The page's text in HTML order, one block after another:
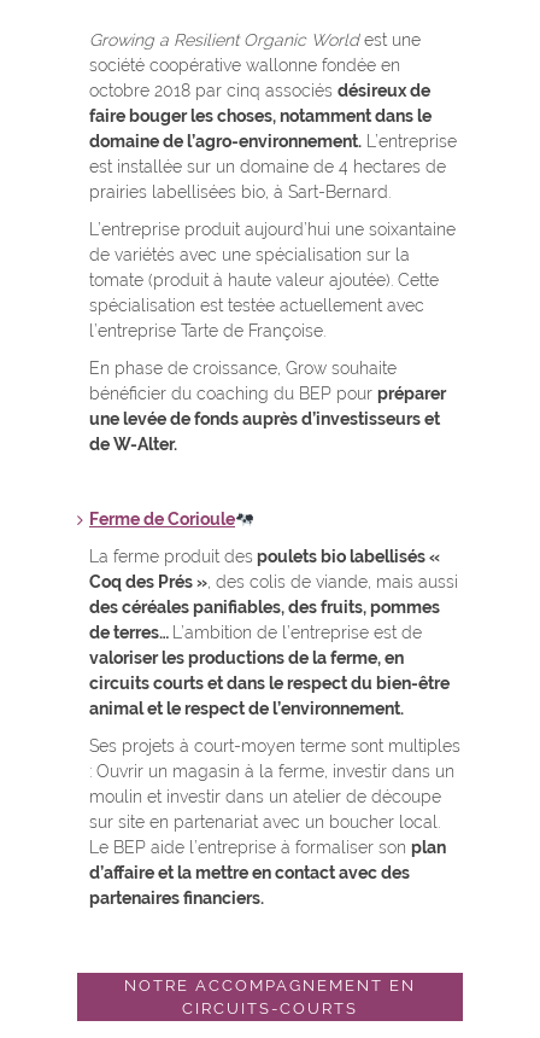
Growing a Resilient Organic Worldest une
société coopérative wallonne fondée en
octobre 2018 par cinq associés désireux de
faire bouger les choses, notamment dans le
domaine de l’agro-environnement. L’entreprise
est installée sur un domaine de 4 hectares de
prairies labellisées bio, à Sart-Bernard.
L’entreprise produit aujourd’hui une soixantaine
de variétés avec une spécialisation sur la
tomate (produit à haute valeur ajoutée). Cette
spécialisation est testée actuellement avec
l’entreprise Tarte de Françoise.
En phase de croissance, Grow souhaite
bénéficier du coaching du BEP pour préparer
une levée de fonds auprès d’investisseurs et
de W-Alter.
Ferme de Corioule
La ferme produit despoulets bio labellisés «
Coq des Prés » , des colis de viande, mais aussi
descéréales panifiables, des fruits, pommes
de terres…
L’ambition de l’entreprise est de
valoriser les productions de la ferme, en
circuits courts et dans le respect du bien-être
animal et le respect de l’environnement.
Ses projets à court-moyen terme sont multiples
: Ouvrir un magasin à la ferme, investir dans un
moulin et investir dans un atelier de découpe
sur site en partenariat avec un boucher local.
Le BEP aide l’entreprise à formaliser son plan
d’affaire et la mettre en contact avec des
partenaires financiers.
NOTRE ACCOMPAGNEMENT EN
CIRCUITS-COURTS